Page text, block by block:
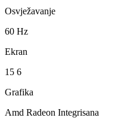
Osvježavanje
60 Hz
Ekran
15 6
Grafika
Amd Radeon Integrisana